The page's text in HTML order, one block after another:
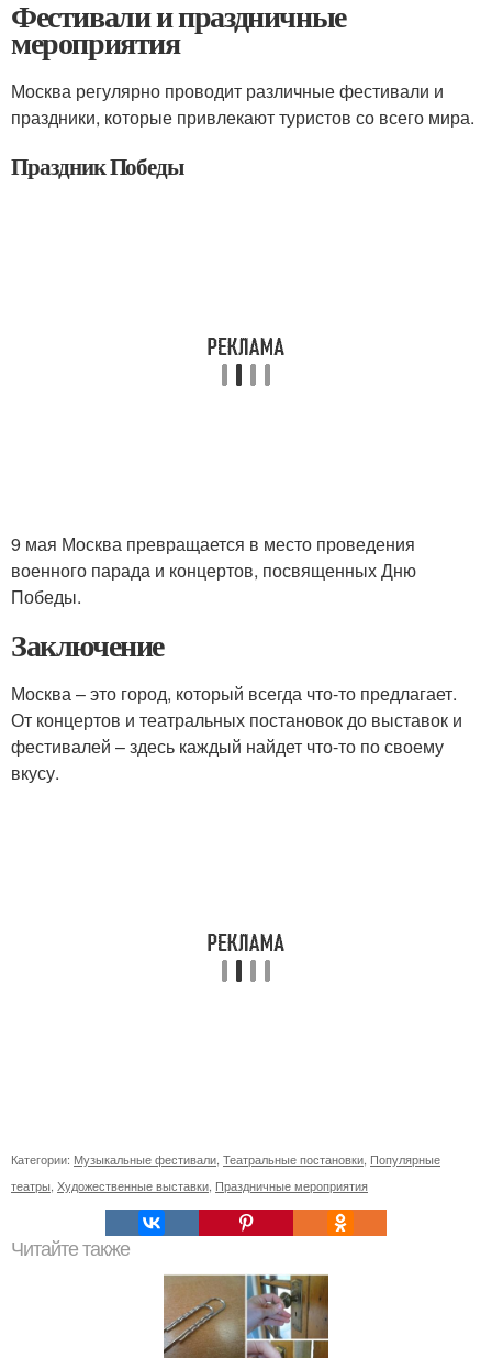
Фестивали и праздничные
мероприятия
Москва регулярно проводит различные фестивали и
праздники, которые привлекают туристов со всего мира.
Праздник Победы
9 мая Москва превращается в место проведения
военного парада и концертов, посвященных Дню
Победы.
Заключение
Москва – это город, который всегда что-то предлагает.
От концертов и театральных постановок до выставок и
фестивалей – здесь каждый найдет что-то по своему
вкусу.
Категории: Музыкальные фестивали Театральные постановки Популярные
театры Художественные выставки Праздничные мероприятия
Читайте также